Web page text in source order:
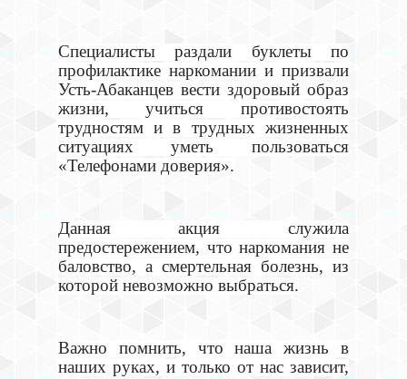
Специалисты раздали буклеты по
профилактике наркомании и призвали
Усть-Абаканцев вести здоровый образ
жизни, учиться противостоять
трудностям и в трудных жизненных
ситуациях уметь пользоваться
«Телефонами доверия».
Данная акция служила
предостережением, что наркомания не
баловство, а смертельная болезнь, из
которой невозможно выбраться.
Важно помнить, что наша жизнь в
наших руках, и только от нас зависит,